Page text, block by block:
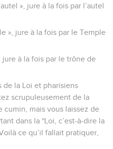
», jure à la fois par l’autel
», jure à la fois par le Temple
à la fois par le trône de
de la Loi et pharisiens
scrupuleusement de la
cumin, mais vous laissez de
dans la *Loi, c’est-à-dire la
ce qu’il fallait pratiquer,